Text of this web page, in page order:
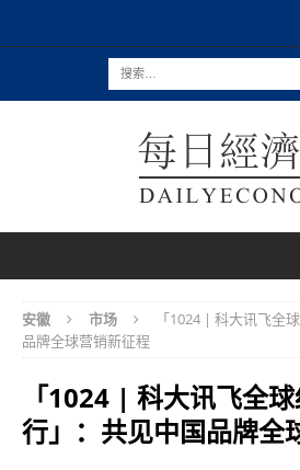
安徽 市场
「1024 | 科大讯飞全
品牌全球营销新征程
「1024 | 科大讯飞全
行」：共见中国品牌全